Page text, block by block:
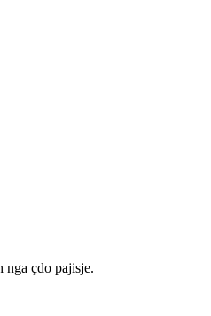
nga çdo pajisje.